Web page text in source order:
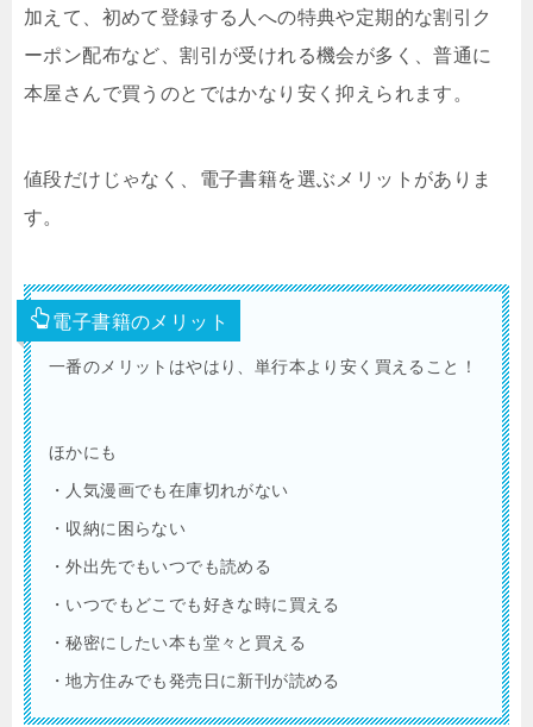
加えて、初めて登録する人への特典や定期的な割引ク
ーポン配布など、割引が受けれる機会が多く、普通に
本屋さんで買うのとではかなり安く抑えられます。
値段だけじゃなく、電子書籍を選ぶメリットがありま
す。
電子書籍のメリット
一番のメリットはやはり、単行本より安く買えること！
ほかにも
・人気漫画でも在庫切れがない
・収納に困らない
・外出先でもいつでも読める
・いつでもどこでも好きな時に買える
・秘密にしたい本も堂々と買える
・地方住みでも発売日に新刊が読める